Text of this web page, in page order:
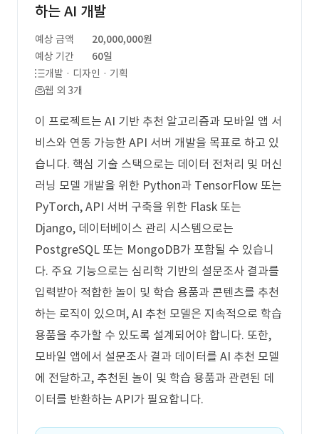
하는 AI 개발
예상 금액
20,000,000원
예상 기간
60일
개발 · 디자인 · 기획
웹 외 3개
이 프로젝트는 AI 기반 추천 알고리즘과 모바일 앱 서
비스와 연동 가능한 API 서버 개발을 목표로 하고 있
습니다. 핵심 기술 스택으로는 데이터 전처리 및 머신
러닝 모델 개발을 위한 Python과 TensorFlow 또는
PyTorch, API 서버 구축을 위한 Flask 또는
Django, 데이터베이스 관리 시스템으로는
PostgreSQL 또는 MongoDB가 포함될 수 있습니
다. 주요 기능으로는 심리학 기반의 설문조사 결과를
입력받아 적합한 놀이 및 학습 용품과 콘텐츠를 추천
하는 로직이 있으며, AI 추천 모델은 지속적으로 학습
용품을 추가할 수 있도록 설계되어야 합니다. 또한,
모바일 앱에서 설문조사 결과 데이터를 AI 추천 모델
에 전달하고, 추천된 놀이 및 학습 용품과 관련된 데
이터를 반환하는 API가 필요합니다.